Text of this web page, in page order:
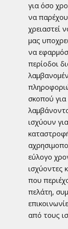
για όσο
να
χρειαστεί
μας
να
περίοδοι
σκοπού
ισχύουν
εύλογο
ισχύοντες
που
πελάτη,
από τους